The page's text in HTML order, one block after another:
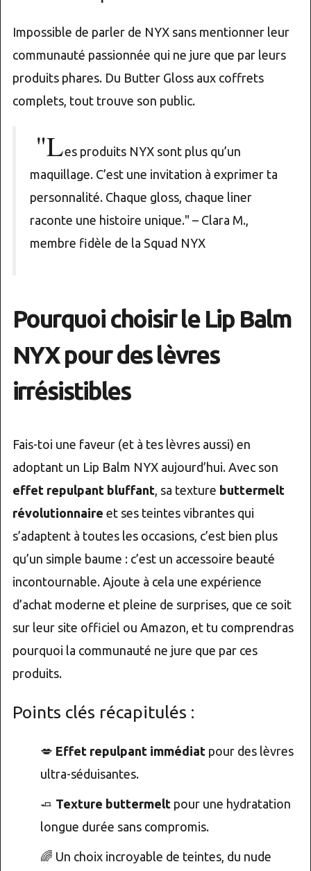
Impossible de parler de NYX sans mentionner leur
communauté passionnée qui ne jure que par leurs
produits phares. Du Butter Gloss aux coffrets
complets, tout trouve son public.
"Les produits NYX sont plus qu’un
maquillage. C’est une invitation à exprimer ta
personnalité. Chaque gloss, chaque liner
raconte une histoire unique." – Clara M.,
membre fidèle de la Squad NYX
Pourquoi choisir le Lip Balm
NYX pour des lèvres
irrésistibles
Fais-toi une faveur (et à tes lèvres aussi) en
adoptant un Lip Balm NYX aujourd’hui. Avec son
effet repulpant bluffant , sa texture buttermelt
révolutionnaire et ses teintes vibrantes qui
s’adaptent à toutes les occasions, c’est bien plus
qu’un simple baume : c’est un accessoire beauté
incontournable. Ajoute à cela une expérience
d’achat moderne et pleine de surprises, que ce soit
sur leur site officiel ou Amazon, et tu comprendras
pourquoi la communauté ne jure que par ces
produits.
Points clés récapitulés :
💋 Effet repulpant immédiat pour des lèvres
ultra-séduisantes.
🧈 Texture buttermelt pour une hydratation
longue durée sans compromis.
🌈 Un choix incroyable de teintes, du nude